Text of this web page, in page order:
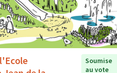
Soumise
au vote